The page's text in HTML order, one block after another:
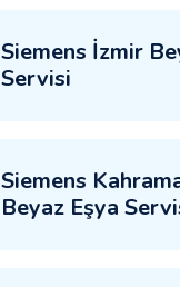
Siemens İzmir
Servisi
Siemens
Beyaz Eşya